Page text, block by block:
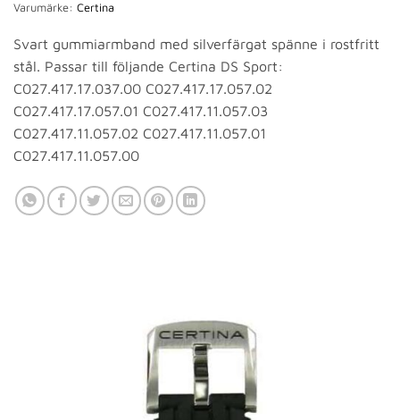
Varumärke: Certina
Svart gummiarmband med silverfärgat spänne i rostfritt
stål. Passar till följande Certina DS Sport:
C027.417.17.037.00 C027.417.17.057.02
C027.417.17.057.01 C027.417.11.057.03
C027.417.11.057.02 C027.417.11.057.01
C027.417.11.057.00